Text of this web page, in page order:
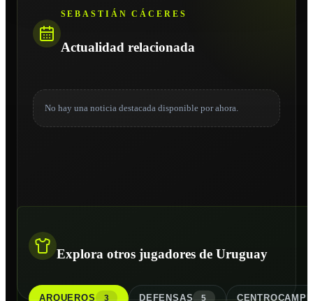
SEBASTIÁN CÁCERES
Actualidad relacionada
No hay una noticia destacada disponible por ahora.
Explora otros jugadores de Uruguay
ARQUEROS 3 DEFENSAS 5